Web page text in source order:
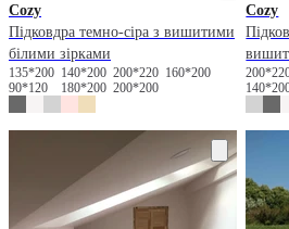
Cozy
Підковдра темно-сіра з вишитими
білими зірками
135*200 140*200 200*220 160*200
90*120
180*200 200*200
Cozy